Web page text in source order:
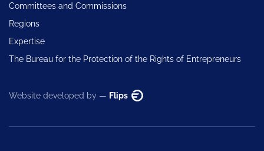
Committees and Commissions
Regions
Expertise
The Bureau for the Protection of the Rights of Entrepreneurs
Website developed by — Flips